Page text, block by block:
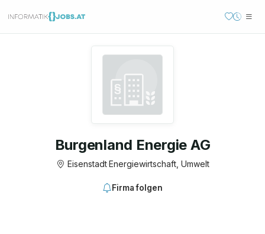
Burgenland Energie AG
Eisenstadt·Energiewirtschaft, Umwelt
Firma folgen